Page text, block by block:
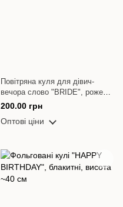
Повітряна куля для дівич-
вечора слово "BRIDE", рожеве
золото, 50×78 см (32")
200.00 грн
Оптові ціни